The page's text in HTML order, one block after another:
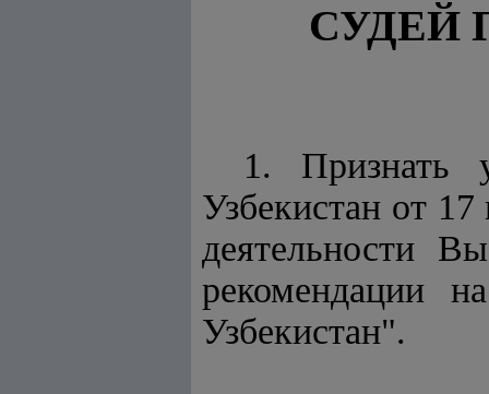
СУДЕЙ
1. Признать
Узбекистан от
деятельности
рекомендации
Узбекистан".